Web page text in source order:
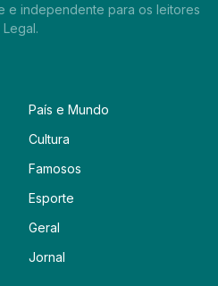
e independente para os leitores
País e Mundo
Cultura
Famosos
Esporte
Geral
Jornal